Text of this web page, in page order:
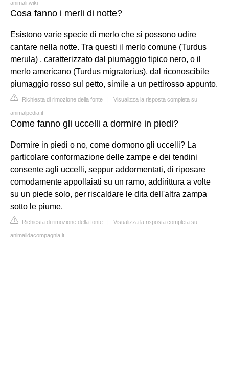
animali.wiki
Cosa fanno i merli di notte?
Esistono varie specie di merlo che si possono udire
cantare nella notte. Tra questi il merlo comune (Turdus
merula) , caratterizzato dal piumaggio tipico nero, o il
merlo americano (Turdus migratorius), dal riconoscibile
piumaggio rosso sul petto, simile a un pettirosso appunto.
Richiesta di rimozione della fonte | Visualizza la risposta completa su
animalpedia.it
Come fanno gli uccelli a dormire in piedi?
Dormire in piedi o no, come dormono gli uccelli? La
particolare conformazione delle zampe e dei tendini
consente agli uccelli, seppur addormentati, di riposare
comodamente appollaiati su un ramo, addirittura a volte
su un piede solo, per riscaldare le dita dell'altra zampa
sotto le piume.
Richiesta di rimozione della fonte | Visualizza la risposta completa su
animalidacompagnia.it